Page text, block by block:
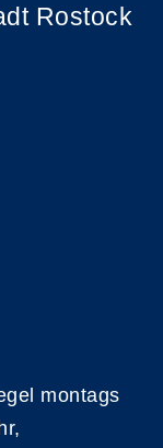
Rostock
montags